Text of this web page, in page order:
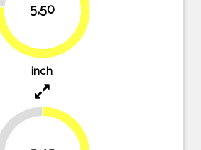
5,50
76.4%
inch
24.3%